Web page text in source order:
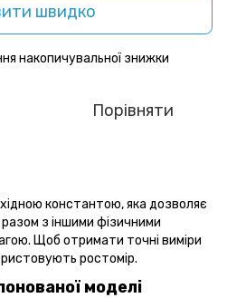
швидко
накопичувальної знижки
Порівняти
константою, яка дозволяє
з іншими фізичними
Щоб отримати точні виміри
ростомір.
моделі